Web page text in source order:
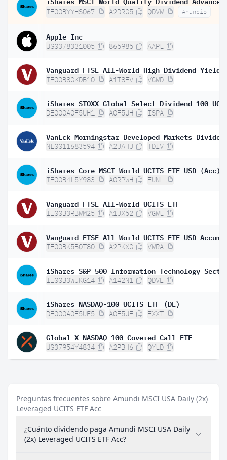
IE00BYYHSQ67 A2DRG5 QDVW Anuncio
Apple Inc
US0378331005 865985 AAPL
IE00B8GKDB10 A1T8FV VGWD
DE000A0F5UH1 A0F5UH ISPA
NL0011683594 A2JAHJ TDIV
iShares Core MSCI World UCITS ETF USD (Acc)
IE00B4L5Y983 A0RPWH EUNL
Vanguard FTSE All-World UCITS ETF
IE00B3RBWM25 A1JX52 VGWL
IE00BK5BQT80 A2PKXG VWRA
IE00B3WJKG14 A142N1 QDVE
iShares NASDAQ-100 UCITS ETF (DE)
DE000A0F5UF5 A0F5UF EXXT
Global X NASDAQ 100 Covered Call ETF
US37954Y4834 A2PBH6 QYLD
Preguntas frecuentes sobre Amundi MSCI USA Daily (2x)
Leveraged UCITS ETF Acc
¿Cuánto dividendo paga Amundi MSCI USA Daily
(2x) Leveraged UCITS ETF Acc?